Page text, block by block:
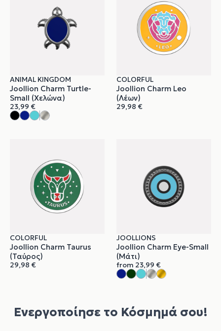
ANIMAL KINGDOM
Joollion Charm Turtle-
Small (Χελώνα)
23,99 €
COLORFUL
Joollion Charm Leo
(Λέων)
29,98 €
COLORFUL
Joollion Charm Taurus
(Ταύρος)
29,98 €
JOOLLIONS
Joollion Charm Eye-Small
(Μάτι)
from 23,99 €
Ενεργοποίησε το Κόσμημά σου!